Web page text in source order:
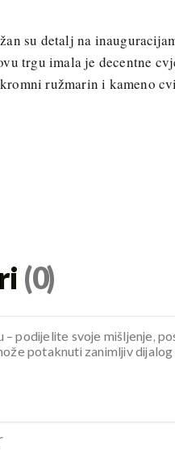
su detalj na
trgu imala je decentne
ružmarin i kameno
(0)
– podijelite svoje mišljenje,
potaknuti zanimljiv